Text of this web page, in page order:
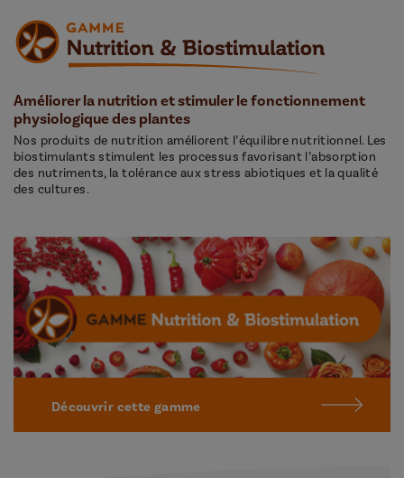
Améliorer la nutrition et stimuler le fonctionnement
physiologique des plantes
Nos produits de nutrition améliorent l’équilibre nutritionnel. Les
biostimulants stimulent les processus favorisant l’absorption
des nutriments, la tolérance aux stress abiotiques et la qualité
des cultures.
Découvrir cette gamme